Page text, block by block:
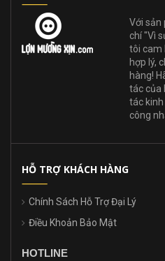
Với sản
chí "Vì
tôi cam
hợp lý,
hàng!
tác của
tác
công
HỖ TRỢ KHÁCH HÀNG
Chính Sách Hỗ Trợ Đại Lý
Điều Khoản Bảo Mật
HOTLINE